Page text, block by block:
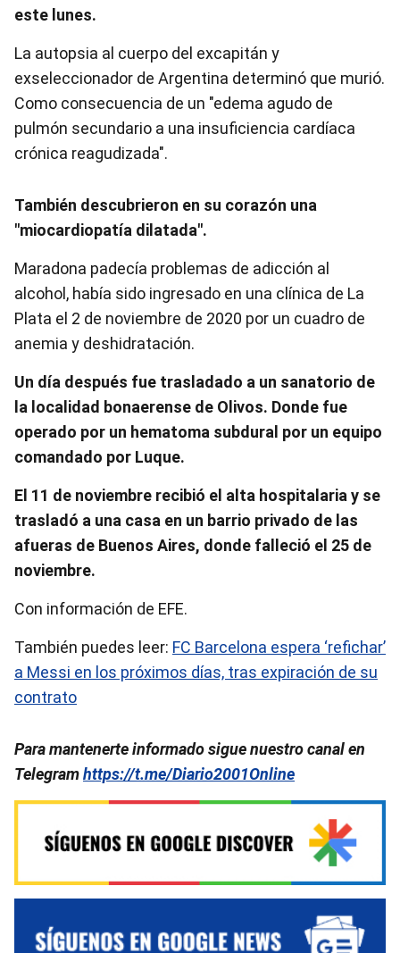
este lunes.
La autopsia al cuerpo del excapitán y
exseleccionador de Argentina determinó que murió.
Como consecuencia de un "edema agudo de
pulmón secundario a una insuficiencia cardíaca
crónica reagudizada".
También descubrieron en su corazón una
"miocardiopatía dilatada".
Maradona padecía problemas de adicción al
alcohol, había sido ingresado en una clínica de La
Plata el 2 de noviembre de 2020 por un cuadro de
anemia y deshidratación.
Un día después fue trasladado a un sanatorio de
la localidad bonaerense de Olivos. Donde fue
operado por un hematoma subdural por un equipo
comandado por Luque.
El 11 de noviembre recibió el alta hospitalaria y se
trasladó a una casa en un barrio privado de las
afueras de Buenos Aires, donde falleció el 25 de
noviembre.
Con información de EFE.
También puedes leer: FC Barcelona espera ‘refichar’
a Messi en los próximos días, tras expiración de su
contrato
Para mantenerte informado sigue nuestro canal en
Telegramhttps://t.me/Diario2001Online